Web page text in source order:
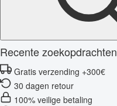
Recente zoekopdrachten
Gratis verzending +300€
30 dagen retour
100% veilige betaling